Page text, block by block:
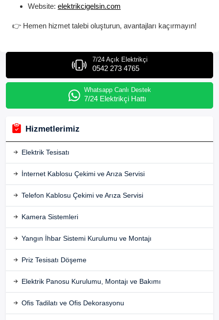
Website: elektrikcigelsin.com
👉 Hemen hizmet talebi oluşturun, avantajları kaçırmayın!
7/24 Açık Elektrikçi
0542 273 4765
Whatsapp Canlı Destek
7/24 Elektrikçi Hattı
Hizmetlerimiz
Elektrik Tesisatı
İnternet Kablosu Çekimi ve Arıza Servisi
Telefon Kablosu Çekimi ve Arıza Servisi
Kamera Sistemleri
Yangın İhbar Sistemi Kurulumu ve Montajı
Priz Tesisatı Döşeme
Elektrik Panosu Kurulumu, Montajı ve Bakımı
Ofis Tadilatı ve Ofis Dekorasyonu